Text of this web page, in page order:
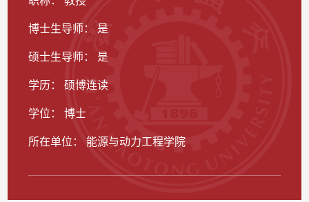
博士生导师： 是
硕士生导师： 是
学历： 硕博连读
学位： 博士
所在单位： 能源与动力工程学院